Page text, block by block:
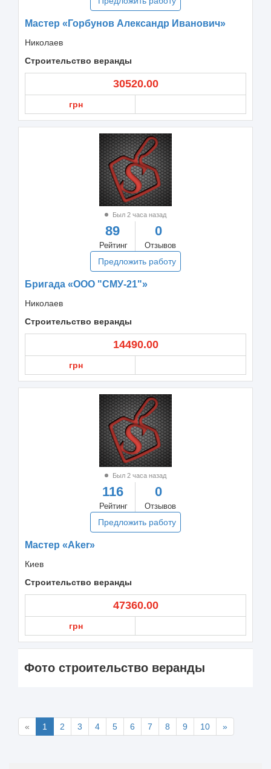
Мастер «Горбунов Александр Иванович»
Николаев
Строительство веранды
30520.00
грн
Был 2 часа назад
89
Рейтинг
0
Отзывов
Предложить работу
Бригада «ООО "СМУ-21"»
Николаев
Строительство веранды
14490.00
грн
Был 2 часа назад
116
Рейтинг
0
Отзывов
Предложить работу
Мастер «Aker»
Киев
Строительство веранды
47360.00
грн
Фото строительство веранды
« 1 2 3 4 5 6 7 8 9 10 »